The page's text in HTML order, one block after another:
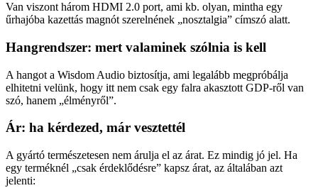
Van viszont három HDMI 2.0 port, ami kb. olyan, mintha egy
űrhajóba kazettás magnót szerelnének „nosztalgia” címszó alatt.
Hangrendszer: mert valaminek szólnia is kell
A hangot a Wisdom Audio biztosítja, ami legalább megpróbálja
elhitetni velünk, hogy itt nem csak egy falra akasztott GDP-ről van
szó, hanem „élményről”.
Ár: ha kérdezed, már vesztettél
A gyártó természetesen nem árulja el az árat. Ez mindig jó jel. Ha
egy terméknél „csak érdeklődésre” kapsz árat, az általában azt
jelenti: